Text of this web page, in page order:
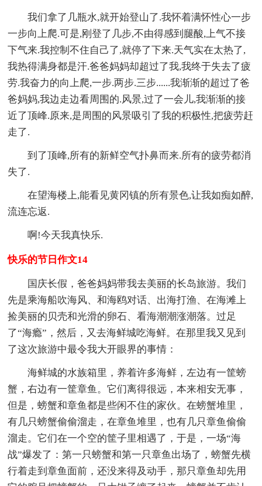
我们拿了几瓶水,就开始登山了.我怀着满怀性心一步
一步向上爬.可是,刚登了几步,不由得感到腿酸,上气不接
下气来.我控制不住自己了,就停了下来.天气实在太热了,
我热得满身都是汗.爸爸妈妈却超过了我,我终于失去了疲
劳.我奋力的向上爬,一步.两步.三步......我渐渐的超过了爸
爸妈妈,我边走边看周围的.风景,过了一会儿,我渐渐的接
近了顶峰.原来,是周围的风景吸引了我的积极性,把疲劳赶
走了.
到了顶峰,所有的新鲜空气扑鼻而来.所有的疲劳都消
失了.
在望海楼上,能看见黄冈镇的所有景色,让我如痴如醉,
流连忘返.
啊!今天我真快乐.
快乐的节日作文14
国庆长假，爸爸妈妈带我去美丽的长岛旅游。我们
先是乘海船吹海风、和海鸥对话、出海打渔、在海滩上
捡美丽的贝壳和光滑的卵石、看海潮潮涨潮落。过足
了“海瘾”，然后，又去海鲜城吃海鲜。在那里我又见到
了这次旅游中最令我大开眼界的事情：
海鲜城的水族箱里，养着许多海鲜，左边有一筐螃
蟹，右边有一筐章鱼。它们离得很远，本来相安无事，
但是，螃蟹和章鱼都是些闲不住的家伙。在螃蟹堆里，
有几只螃蟹偷偷溜走，在章鱼堆里，也有几只章鱼偷偷
溜走。它们在一个空的筐子里相遇了，于是，一场“海
战”爆发了：第一只螃蟹和第一只章鱼出场了，螃蟹先横
行着走到章鱼面前，还没来得及动手，那只章鱼却先用